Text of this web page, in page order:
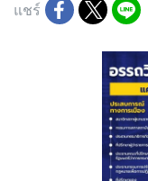
แชร์